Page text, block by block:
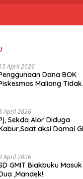
15 April 2026
Dana BOK
Maliang Tidak
April 2026
Sekda Alor Diduga
aksi Damai
April 2026
GMIT Biakbuku
,Mandek!